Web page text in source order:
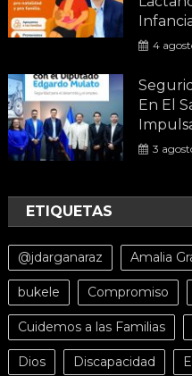
4
En El
3
ETIQUETAS
@jdarganaraz Amalia
bukele Compromiso
Cuidemos a las Familias
Dios Discapacidad